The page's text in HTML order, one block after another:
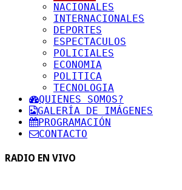
NACIONALES
INTERNACIONALES
DEPORTES
ESPECTACULOS
POLICIALES
ECONOMIA
POLITICA
TECNOLOGIA
QUIENES SOMOS?
GALERÍA DE IMÁGENES
PROGRAMACIÓN
CONTACTO
RADIO EN VIVO